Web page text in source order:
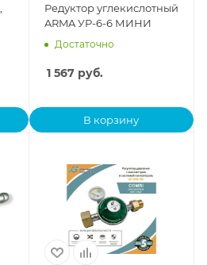
Редуктор углекислотный
ARMA УР-6-6 МИНИ
Достаточно
1 567руб.
В корзину